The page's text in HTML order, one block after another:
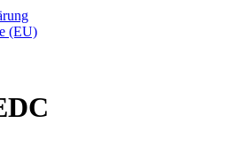
(EU)